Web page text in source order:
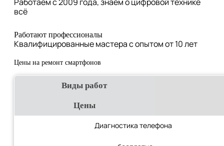
всё
Работают профессионалы
Квалифицированные мастера с опытом от 10 лет
Цены на ремонт смартфонов
Виды работ
Цены
Диагностика телефона